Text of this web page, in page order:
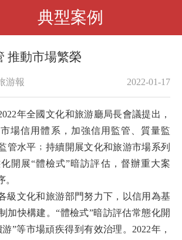
典型案例
推動市場繁榮
游報 2022-01-17
年全國文化和旅游廳局長會議提出，
場信用體系，加強信用監管、質量監
管水平﹔持續開展文化和旅游市場系列
開展“體檢式”暗訪評估，督辦重大案
文化和旅游部門努力下，以信用為基
加快構建。“體檢式”暗訪評估常態化開
”等市場頑疾得到有效治理。2022年，